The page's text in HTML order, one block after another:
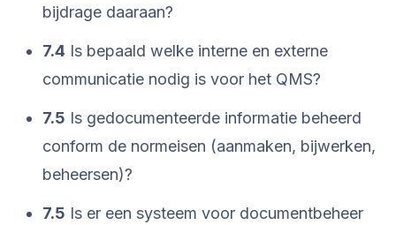
bijdrage daaraan?
7.4 Is bepaald welke interne en externe
communicatie nodig is voor het QMS?
7.5 Is gedocumenteerde informatie beheerd
conform de normeisen (aanmaken, bijwerken,
beheersen)?
7.5 Is er een systeem voor documentbeheer